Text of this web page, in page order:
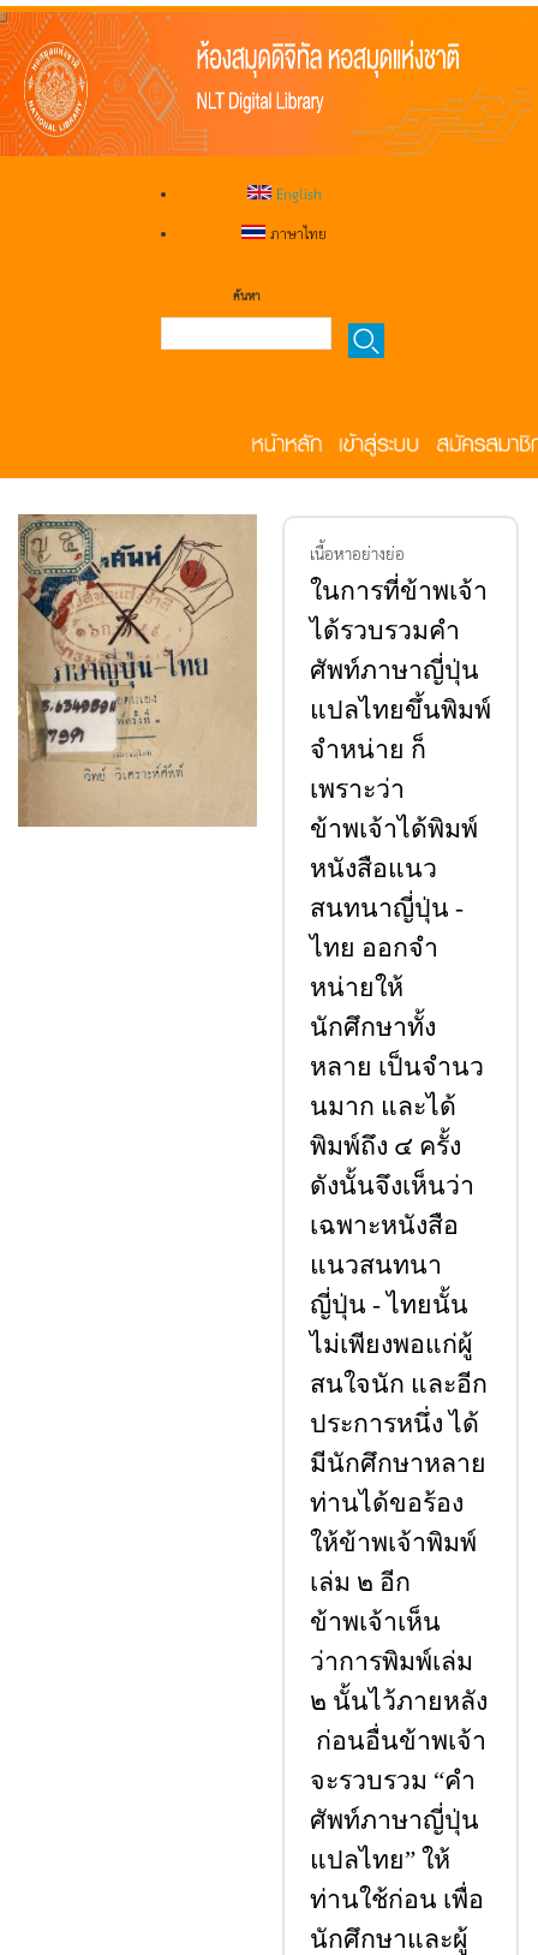
English
ภาษาไทย
ค้นหา
เนื้อหาอย่างย่อ
ในการที่ข้าพเจ้า
ได้รวบรวมคํา
ศัพท์ภาษาญี่ปุ่น
แปลไทยขึ้นพิมพ์
จําหน่าย ก็
เพราะว่า
ข้าพเจ้าได้พิมพ์
หนังสือแนว
สนทนาญี่ปุ่น -
ไทย ออกจํา
หน่ายให้
นักศึกษาทั้ง
หลาย เป็นจํานว
นมาก และได้
พิมพ์ถึง ๔ ครั้ง
ดังนั้นจึงเห็นว่า
เฉพาะหนังสือ
แนวสนทนา
ญี่ปุ่น - ไทยนั้น
ไม่เพียงพอแก่ผู้
สนใจนัก และอีก
ประการหนึ่ง ได้
มีนักศึกษาหลาย
ท่านได้ขอร้อง
ให้ข้าพเจ้าพิมพ์
เล่ม ๒ อีก
ข้าพเจ้าเห็น
ว่าการพิมพ์เล่ม
๒ นั้นไว้ภายหลัง
ก่อนอื่นข้าพเจ้า
จะรวบรวม “คํา
ศัพท์ภาษาญี่ปุ่น
แปลไทย” ให้
ท่านใช้ก่อน เพื่อ
นักศึกษาและผู้